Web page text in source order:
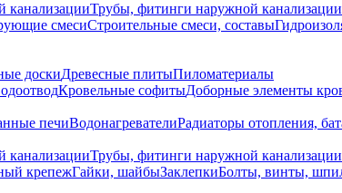
канализацииТрубы, фитинги наружной канализации
смесиСтроительные смеси, составы
доскиДревесные плитыПиломатериалы
Кровельные софитыДоборные элементы
печиВодонагревателиРадиаторы отопления,
канализацииТрубы, фитинги наружной канализации
крепежГайки, шайбыЗаклепкиБолты, винты,